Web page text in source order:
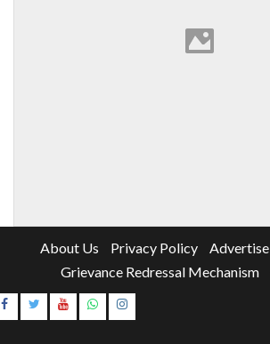
About Us Privacy Policy Advertise
Grievance Redressal Mechanism
Instagram